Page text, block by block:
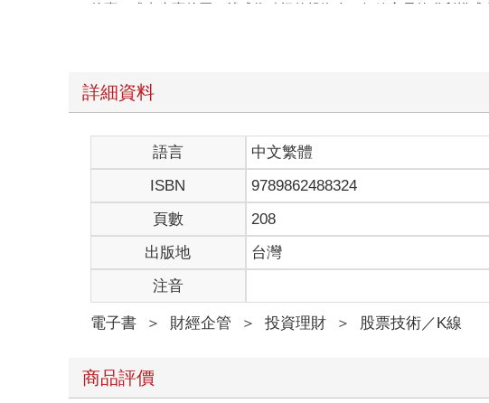
後賣、或者先賣後買，就成為積極的投資人，短線交易的獲利模式
也就是說，當初之所以會推出現股當沖的交易模式，是因為主管
勢，或者投資人在買進之標的股票在盤中突然價格走揚時，即可
因此，我們先來定義一下，所謂的「現股當沖」，就是投資人可
個交易日，現款買進與現券賣出（不論孰先孰後）同一檔有價證
易資格之後，才能夠以當日融資買進、融券賣出的方式作當日沖
額就好；然而一般股票的買賣交易，卻需要交割買進及賣出的成
則需另外繳交證券交易稅（給政府）。手續費目前的收取方式為
2017年的4月28日開始，政府為了活絡交易量，當日沖銷的證交稅
・現股當沖，短線獲利吸引人，但不是誰都適合交易
Q：現股當沖既然可以每天都不留倉的話，是不是一種風險較小
A：現股當沖雖然號稱可以每天實現獲利，但其實它也隱含了較
種現股當沖的新型態交易方式；而是著眼於以往在不同的時空背
況現股當沖這種交易模式，也有許多的眉角，以及一定的操作難
・這些人，才具備現股當沖的資格
Q：那麼要符合哪些資格，才能夠承作現股當沖呢？
詳細資料
語言 中文繁體
ISBN
9789862488324
頁數
208
出版地
台灣
注音
電子書 ＞ 財經企管 ＞ 投資理財 ＞ 股票技術／K線
商品評價